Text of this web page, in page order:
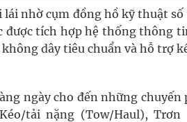
lái nhờ cụm đồng hồ kỹ thuật số
được tích hợp hệ thống thông
dây tiêu chuẩn và hỗ trợ
ngày cho đến những chuyến
tải nặng (Tow/Haul), Trơn